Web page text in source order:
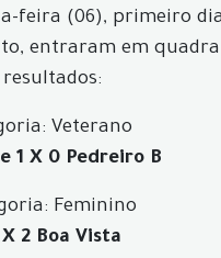
feira (06), primeiro
entraram em quadra
Veterano
1 X 0 Pedreiro B
Feminino
2 Boa Vista